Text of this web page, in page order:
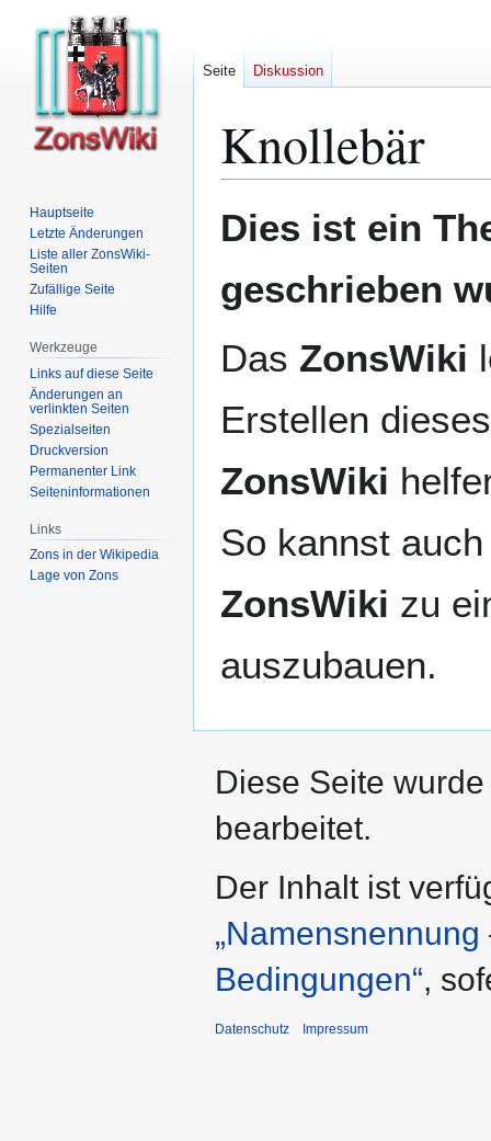
Knollebär
Navigation
Suche
Dies ist ein
geschrieben
Das ZonsWiki
Erstellen
ZonsWiki
So kannst
ZonsWiki zu
auszubauen.
Seite Diskussion
Hauptseite
Letzte Änderungen
Liste aller ZonsWiki-
Seiten
Zufällige Seite
Hilfe
Werkzeuge
Links auf diese Seite
Änderungen an
verlinkten Seiten
Spezialseiten
Druckversion
Permanenter Link
Seiten­­informationen
Links
Zons in der Wikipedia
Lage von Zons
Diese Seite
bearbeitet.
Der Inhalt ist
Bedingungen“,
Datenschutz Impressum